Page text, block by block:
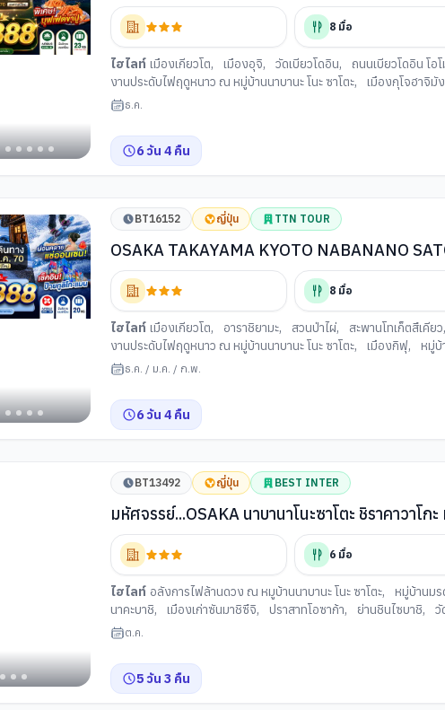
DEC'26 - JAN'27 --- ซุปตาร์...อรุณแรกแห่งปี มน
8 มื้อ
ไฮไลท์ เมืองเกียวโต, เมืองอุจิ, วัดเบียวโดอิน, ถนนเบียวโดอิน โอโ
งานประดับไฟฤดูหนาว ณ หมู่บ้านนาบานะ โนะ ซาโตะ, เมืองกุโจฮาจิมัง
โกะ,
โตเกียว, แมวยักษ์ 3 มิติ พร้อมช้อปปิ้ง ย่านชินจูกุ
ธ.ค.
6 วัน 4 คืน
BT16152 ญี่ปุ่น TTN TOUR
OSAKA TAKAYAMA KYOTO NABANANO SATO WINTER 6D 4N BY XJ ---
DEC'26 - FEB'27 -- ซุปตาร์...ชิราคาวาโกะ แล้วโก
8 มื้อ
ไฮไลท์ เมืองเกียวโต, อาราชิยามะ, สวนป่าไผ่, สะพานโทเก็ตสึเคียว,
งานประดับไฟฤดูหนาว ณ หมู่บ้านนาบานะ โนะ ซาโตะ, เมืองกิฟุ, หมู่บ้
ซันมาจิซูจิ , สะพานนาคะบาชิ
ย่านชินไซบาชิ
ธ.ค. / ม.ค. / ก.พ.
6 วัน 4 คืน
BT13492 ญี่ปุ่น BEST INTER
มหัศจรรย์...OSAKA นาบานาโนะซาโตะ ชิราคาวาโกะ
6 มื้อ
ไฮไลท์ อลังการไฟล้านดวง ณ หมูบ้านนาบานะ โนะ ซาโตะ, หมู่บ้านมร
นาคะบาชิ, เมืองเก่าซันมาชิซึจิ, ปราสาทโอซาก้า, ย่านชินไซบาชิ, วั
สายกาน้ำชา
ต.ค.
5 วัน 3 คืน